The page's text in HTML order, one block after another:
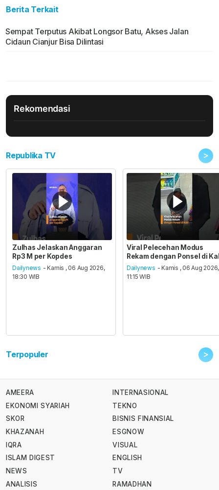
Berita Terkait
Sempat Terputus Akibat Longsor Batu, Akses Jalan
Cidaun Cianjur Bisa Dilintasi
Rekomendasi
Republika TV >
Zulhas Jelaskan Anggaran
Rp3 M per Kopdes
Dailynews - Kamis , 06 Aug 2026,
18:30 WIB
Viral Pelecehan Modus
Rekam dengan Ponsel di
Dailynews - Kamis , 06 Aug 2026,
11:15 WIB
Terpopuler >
AMEERA
EKONOMI SYARIAH
SKOR
KHAZANAH
IQRA
ISLAM DIGEST
NEWS
ANALISIS
INTERNASIONAL
TEKNO
BISNIS FINANSIAL
ESGNOW
VISUAL
ENGLISH
TV
RAMADHAN